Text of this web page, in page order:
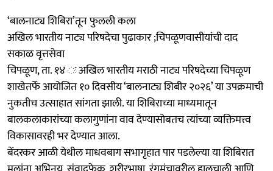
‘बालनाट्य शिबिरा’तून फुलली कला
अखिल भारतीय नाट्य परिषदेचा पुढाकार ;चिपळूणवासीयांची दाद
सकाळ वृत्तसेवा
चिपळूण, ता. १४ ः अखिल भारतीय मराठी नाट्य परिषदेच्या चिपळूण
शाखेतर्फे आयोजित १० दिवसीय ‘बालनाट्य शिबीर २०२६’ या उपक्रमाची
नुकतीच उत्साहात सांगता झाली. या शिबिराच्या माध्यमातून
बालकलाकारांच्या कलागुणांना वाव देण्यासोबतच त्यांच्या व्यक्तिमत्त्व
विकासावरही भर देण्यात आला.
बेंदरकर आळी येथील माधवबाग सभागृहात पार पडलेल्या या शिबिरात